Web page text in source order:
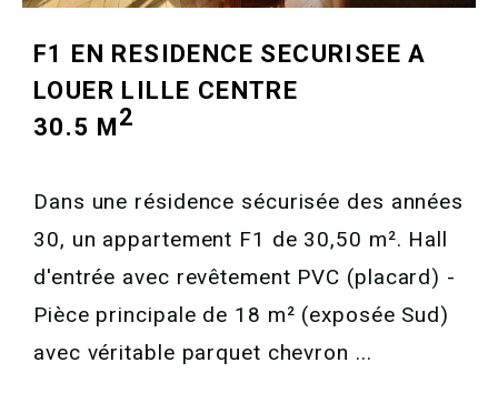
F1 EN RESIDENCE SECURISEE A
LOUER LILLE CENTRE
30.5 M2
Dans une résidence sécurisée des années
30, un appartement F1 de 30,50 m². Hall
d'entrée avec revêtement PVC (placard) -
Pièce principale de 18 m² (exposée Sud)
avec véritable parquet chevron ...